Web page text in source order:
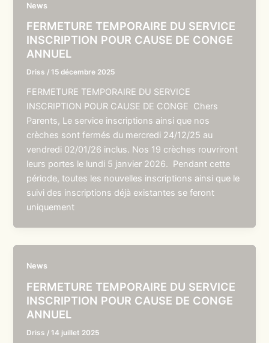
News
FERMETURE TEMPORAIRE DU SERVICE
INSCRIPTION POUR CAUSE DE CONGE
ANNUEL
Driss /15 décembre 2025
FERMETURE TEMPORAIRE DU SERVICE
INSCRIPTION POUR CAUSE DE CONGE Chers
Parents, Le service inscriptions ainsi que nos
crèches sont fermés du mercredi 24/12/25 au
vendredi 02/01/26 inclus. Nos 19 crèches rouvriront
leurs portes le lundi 5 janvier 2026. Pendant cette
période, toutes les nouvelles inscriptions ainsi que le
suivi des inscriptions déjà existantes se feront
uniquement
News
FERMETURE TEMPORAIRE DU SERVICE
INSCRIPTION POUR CAUSE DE CONGE
ANNUEL
Driss /14 juillet 2025